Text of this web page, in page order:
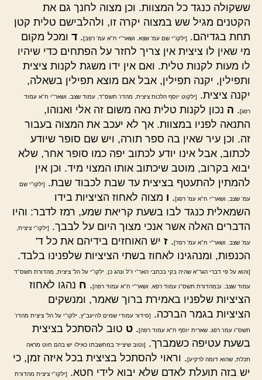
ששקולה כנגד כל המצוות. וכן מצוה לחנך גם את
הקטנים מגיל שש במצוה יקרה זו, ולהלבישם טלית קטן
תחת בגדיהם.
[ילקו"י שם עמ' שצא. ושאר"י ח"א עמ' רפב]. ד ומכל מקום
מי שאין לו ציצית אין צריך לחזר על הפתחים כדי שיהיו
לו מעות לקנות טלית. ואם אין ידו משגת לקנות ציצית
ותפילין, יקנה תפילין, אבל אם מוצא תפילין בשאלה,
יקנה ציצית.
[ילקוט יוסף הלכות ציצית, מהדו' תשס"ד, עמוד שצב. ושאר"י ח"א עמוד
רפג]. ה נכון לקנות טלית נאה משום זה אלי ואנוהו,
התנאה לפניו במצוות. אך לא יעכב את המצוה בעבור
זה. וכן עיר שאין בה ספר תורה, ויש שם סופר שיודע
לכתוב, אבל אינו יודע לכתוב יפה כמו סופר אחר, שלא
יבוא בקרוב, מוטב שיכתוב אותו המצוי מיד. וכן אין
להמתין להתעטף בציצית עד שבת לכבוד שבת.
[ילקו"י שם
עמ' שצב. ושאר"י ח"א עמ' רפג]. ו מצוה לאחוז הציציות בידו
השמאלית כנגד לבו בשעת קריאת שמע, רמז לדבר: והיו
הדברים האלה אשר אנכי מצוך היום על לבבך.
[ילקו"י ציצית,
עמ' שצב. ושאר"י ח"א עמ' רפד]. ז יש האוחזים בידיהם את כל ד'
הכנפות, ומנהגינו לאחוז בשתי הציציות שלפנינו בלבד.
[והוא על פי דברי הגר"א שהיה בקי בכתבי האר"י ז"ל ונהג כן. ילקו"י על הל' ציצית, מהדורת תשס"ד
עמוד שצב. ובמהדורת תשס"ו עמוד רפא. ושאר"י ח"א עמוד רפה]. ח נהגו לאחוז
הציציות שלפניו באמירת ברוך שאמר, ומנשקים
הציציות בגמר הברכה.
[סידור עמודי שמים להיעב"ץ, ילקו"י על הל' ציצית מהדו'
תשס"ו עמו' רפג. שארית יוסף ח"א עמוד רפה]. ט טוב להסתכל בציצית
בשעת עטיפה כשמברך.
[וטוב שיצייר במחשבתו כאילו יש בהם חוט מראה
תכלת, שהוא דומה לרקיע]. וראוי להסתכל בציצית בכל איזה זמן, כי
יש בזה תועלת לאדם שלא יבוא לידי חטא.
[ילקו"י ציצית מהדורת